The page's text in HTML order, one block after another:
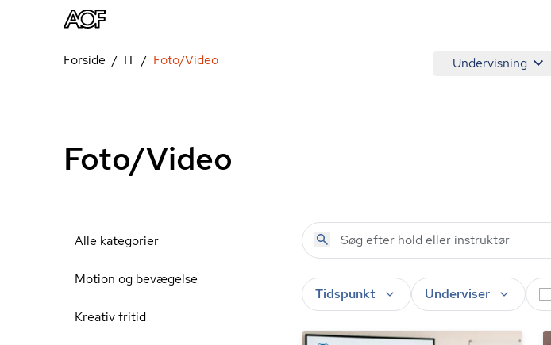
Undervisning
Forside IT Foto/Video
Foto/Video
Alle kategorier
Motion og bevægelse
Kreativ fritid
Tidspunkt Underviser